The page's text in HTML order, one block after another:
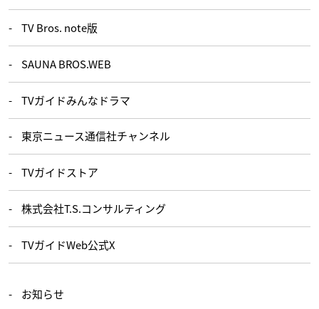
TV Bros. note版
SAUNA BROS.WEB
TVガイドみんなドラマ
東京ニュース通信社チャンネル
TVガイドストア
株式会社T.S.コンサルティング
TVガイドWeb公式X
お知らせ